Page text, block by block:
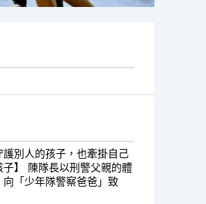
護別人的孩子，也牽掛自己
子】 陳隊長以刑警父親的體
「少年隊警察爸爸」致